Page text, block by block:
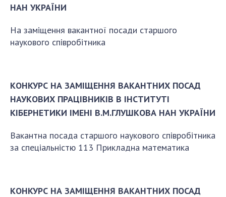
Громадські організації
ДОСЛІДЖЕННЯ
Напрямки дослідження
ПІДРОЗДІЛИ
Відділення математичної кібернетики та
системного аналізу
Співробітники
НАН УКРАЇНИ
На заміщення вакантної посади старшого
наукового співробітника
КОНКУРС НА ЗАМІЩЕННЯ ВАКАНТНИХ ПОСАД
НАУКОВИХ ПРАЦІВНИКІВ В ІНСТИТУТІ
КІБЕРНЕТИКИ ІМЕНІ В.М.ГЛУШКОВА НАН УКРАЇНИ
Вакантна посада старшого наукового співробітника
за спеціальністю 113 Прикладна математика
КОНКУРС НА ЗАМІЩЕННЯ ВАКАНТНИХ ПОСАД